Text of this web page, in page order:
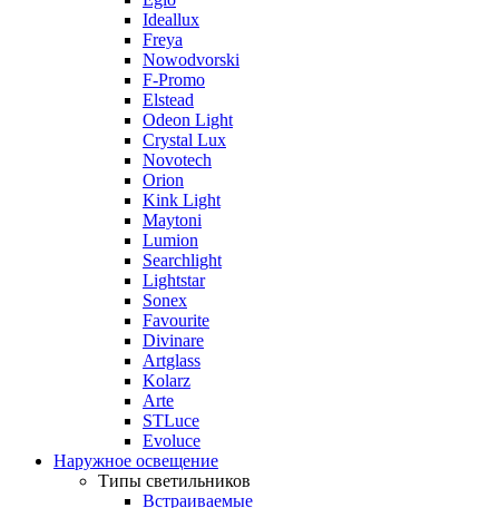
Ideallux
Freya
Nowodvorski
F-Promo
Elstead
Odeon Light
Crystal Lux
Novotech
Orion
Kink Light
Maytoni
Lumion
Searchlight
Lightstar
Sonex
Favourite
Divinare
Artglass
Kolarz
Arte
STLuce
Evoluce
Наружное освещение
Типы светильников
Встраиваемые